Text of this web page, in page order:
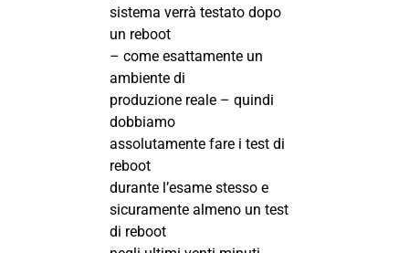
sistema verrà testato dopo
un reboot
– come esattamente un
ambiente di
produzione reale – quindi
dobbiamo
assolutamente fare i test di
reboot
durante l’esame stesso e
sicuramente almeno un test
di reboot